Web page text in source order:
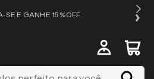
SE E GANHE 15%OFF
para você